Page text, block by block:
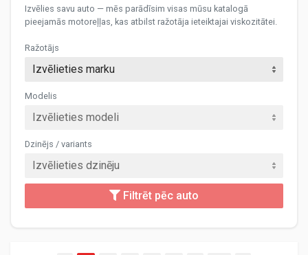
Izvēlies savu auto — mēs parādīsim visas mūsu katalogā
pieejamās motoreļļas, kas atbilst ražotāja ieteiktajai viskozitātei.
Ražotājs
Modelis
Dzinējs / variants
Filtrēt pēc auto